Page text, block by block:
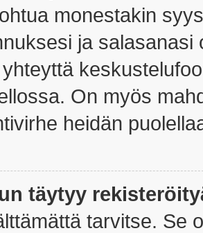
monestakin
ja
On myös
heidän
täytyy
tarvitse. Se